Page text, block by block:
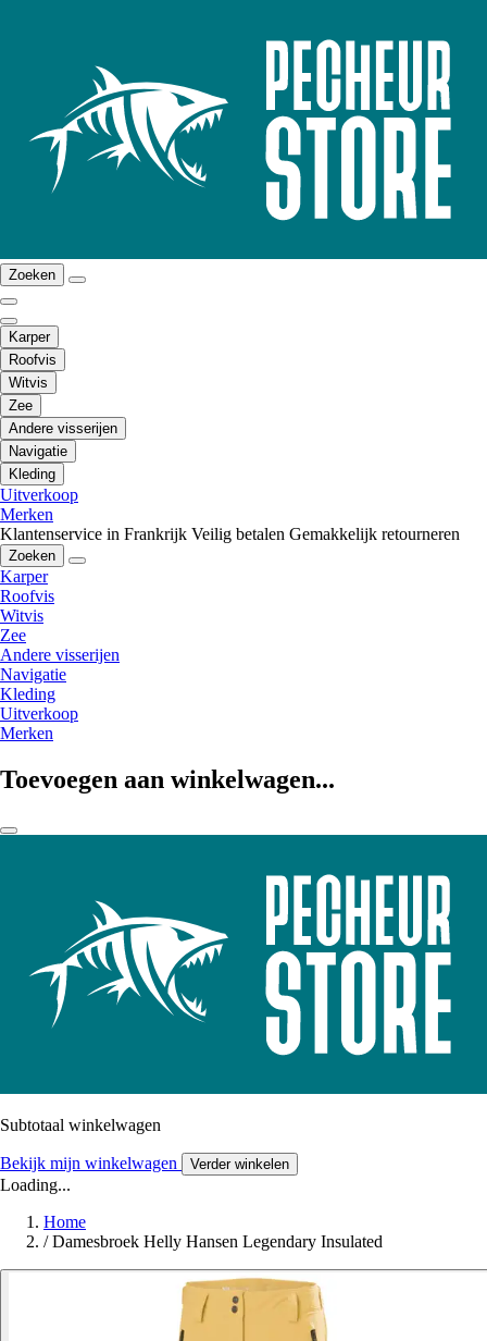
Zoeken
Karper
Roofvis
Witvis
Zee
Andere visserijen
Navigatie
Kleding
Uitverkoop
Merken
Klantenservice in Frankrijk Veilig betalen Gemakkelijk retourneren
Zoeken
Karper
Roofvis
Witvis
Zee
Andere visserijen
Navigatie
Kleding
Uitverkoop
Merken
Toevoegen aan winkelwagen...
Subtotaal winkelwagen
Bekijk mijn winkelwagen Verder winkelen
Loading...
Home
/ Damesbroek Helly Hansen Legendary Insulated